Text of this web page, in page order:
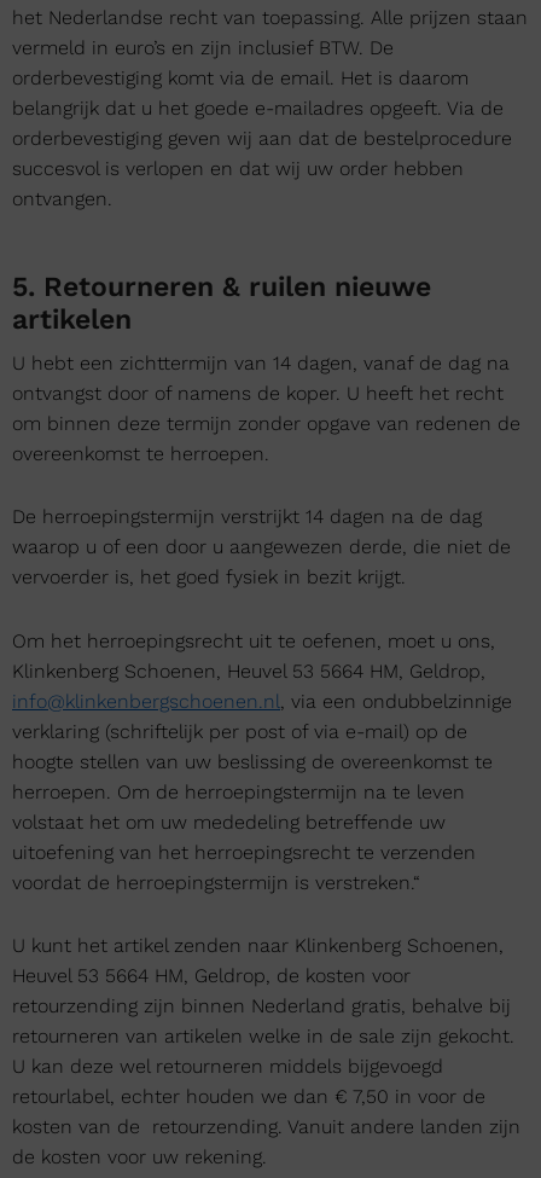
het Nederlandse recht van toepassing. Alle prijzen staan
vermeld in euro’s en zijn inclusief BTW. De
orderbevestiging komt via de email. Het is daarom
belangrijk dat u het goede e-mailadres opgeeft. Via de
orderbevestiging geven wij aan dat de bestelprocedure
succesvol is verlopen en dat wij uw order hebben
ontvangen.
5. Retourneren & ruilen nieuwe
artikelen
U hebt een zichttermijn van 14 dagen, vanaf de dag na
ontvangst door of namens de koper. U heeft het recht
om binnen deze termijn zonder opgave van redenen de
overeenkomst te herroepen.
De herroepingstermijn verstrijkt 14 dagen na de dag
waarop u of een door u aangewezen derde, die niet de
vervoerder is, het goed fysiek in bezit krijgt.
Om het herroepingsrecht uit te oefenen, moet u ons,
Klinkenberg Schoenen, Heuvel 53 5664 HM, Geldrop,
info@klinkenbergschoenen.nl , via een ondubbelzinnige
verklaring (schriftelijk per post of via e-mail) op de
hoogte stellen van uw beslissing de overeenkomst te
herroepen. Om de herroepingstermijn na te leven
volstaat het om uw mededeling betreffende uw
uitoefening van het herroepingsrecht te verzenden
voordat de herroepingstermijn is verstreken.“
U kunt het artikel zenden naar Klinkenberg Schoenen,
Heuvel 53 5664 HM, Geldrop, de kosten voor
retourzending zijn binnen Nederland gratis, behalve bij
retourneren van artikelen welke in de sale zijn gekocht.
U kan deze wel retourneren middels bijgevoegd
retourlabel, echter houden we dan € 7,50 in voor de
kosten van de retourzending. Vanuit andere landen zijn
de kosten voor uw rekening.